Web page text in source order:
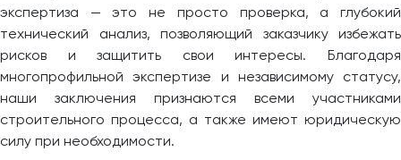
экспертиза — это не просто проверка, а глубокий
технический анализ, позволяющий заказчику избежать
рисков и защитить свои интересы. Благодаря
многопрофильной экспертизе и независимому статусу,
наши заключения признаются всеми участниками
строительного процесса, а также имеют юридическую
силу при необходимости.